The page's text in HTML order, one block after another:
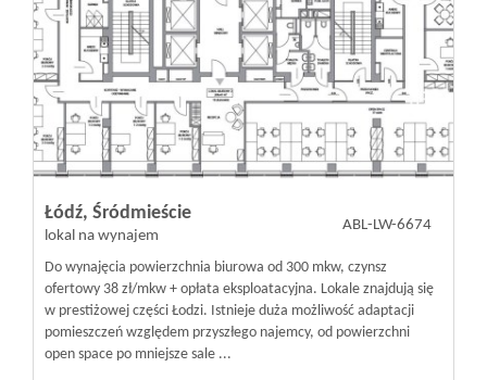
Oferty
dla
inwestora
Łódź, Śródmieście
lokal na wynajem
ABL-LW-6674
Do wynajęcia powierzchnia biurowa od 300 mkw, czynsz
ofertowy 38 zł/mkw + opłata eksploatacyjna. Lokale znajdują się
w prestiżowej części Łodzi. Istnieje duża możliwość adaptacji
pomieszczeń względem przyszłego najemcy, od powierzchni
open space po mniejsze sale ...